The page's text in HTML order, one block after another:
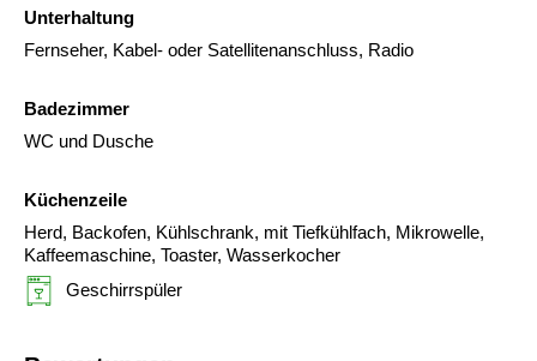
Unterhaltung
Fernseher, Kabel- oder Satellitenanschluss, Radio
Badezimmer
WC und Dusche
Küchenzeile
Herd, Backofen, Kühlschrank, mit Tiefkühlfach, Mikrowelle,
Kaffeemaschine, Toaster, Wasserkocher
Geschirrspüler